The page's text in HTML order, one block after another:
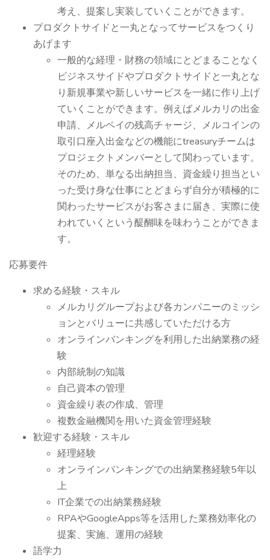
考え、提案し実装していくことができます。
プロダクトサイドと一丸となってサービスをつくり
あげます
一般的な経理・財務の領域にとどまることなく
ビジネスサイドやプロダクトサイドと一丸とな
り新規事業や新しいサービスを一緒に作り上げ
ていくことができます。例えばメルカリの出金
申請、メルペイの残高チャージ、メルコインの
取引口座入出金などの機能にtreasuryチームは
プロジェクトメンバーとして関わっています。
そのため、単なる出納担当、資金繰り担当とい
った受け身な仕事にとどまらず自分が積極的に
関わったサービスがお客さまに届き、実際に使
われていくという醍醐味を味わうことができま
す。
応募要件
求める経験・スキル
メルカリグループおよび各カンパニーのミッシ
ョンとバリューに共感していただける方
オンラインバンキングを利用した出納業務の経
験
内部統制の知識
自己資本の管理
資金繰り表の作成、管理
複数金融機関を用いた資金管理経験
歓迎する経験・スキル
経理経験
オンラインバンキングでの出納業務経験5年以
上
IT企業での出納業務経験
RPAやGoogleApps等を活用した業務効率化の
提案、実施、運用の経験
語学力